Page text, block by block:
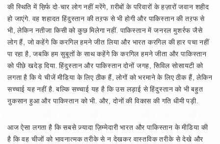
की स्थिति में स़िर्फ दो-चार लोग नहीं मरेंगे, ग़रीबों के परिवारों के हज़ारों जवान शहीद
हो जाएंगे. वह शहादत हिंदुस्तान की तऱफ से भी होगी और पाकिस्तान की तऱफ से
भी, लेकिन नतीजा किसी को कुछ मिलेगा नहीं. पाकिस्तान में जनरल मुशर्रफ जैसे
लोग हैं, जो कहेंगे कि करगिल हमने जीत लिया और भारत करगिल की हार पचा नहीं
पा रहा है, जबकि हम सुबूतों के साथ कहेंगे कि करगिल हमने जीता और पाकिस्तान
को पीछे खदेड़ दिया. हिंदुस्तान और पाकिस्तान दोनों जगह, सिविल सोसायटी को
लगता है कि ये चीजें मीडिया के लिए ठीक हैं, लोगों को भरमाने के लिए ठीक हैं, लेकिन
सच्चाई यह नहीं है. बल्कि सच्चाई यह है कि उस लड़ाई से हिंदुस्तान को भी बहुत
ऩुकसान हुआ और पाकिस्तान को भी. और, दोनों की विकास की गति धीमी पड़ी.
आज ऐसा लगता है कि सबसे ज़्यादा ज़िम्मेदारी भारत और पाकिस्तान के मीडिया की
है कि वह चीजों को भावनात्मक तरीके से न देखकर वास्तविक तरीके से देखे और